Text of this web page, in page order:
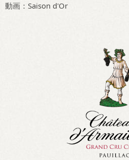
動画：Saison d'Or